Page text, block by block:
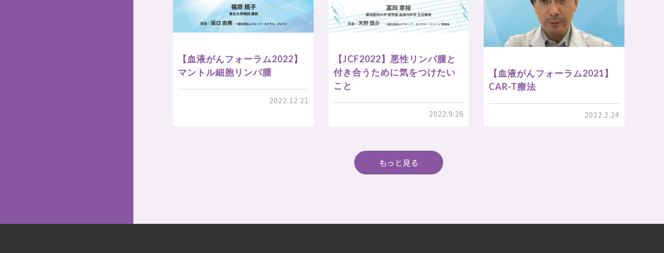
【血液がんフォーラム2022】
マントル細胞リンパ腫
2022.12.21
【JCF2022】悪性リンパ腫と
付き合うために気をつけたい
こと
2022.9.26
【血液がんフォーラム2021】
CAR-T療法
2022.2.24
もっと見る